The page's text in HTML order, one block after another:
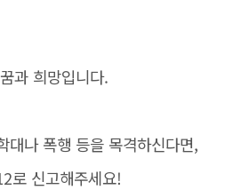
과 희망입니다.
대나 폭행 등을 목격하신다면,
로 신고해주세요!